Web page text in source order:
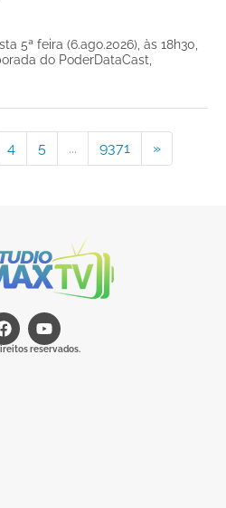
5ª feira (6.ago.2026), às 18h30,
do PoderDataCast,
4 5 ... 9371 »
reservados.